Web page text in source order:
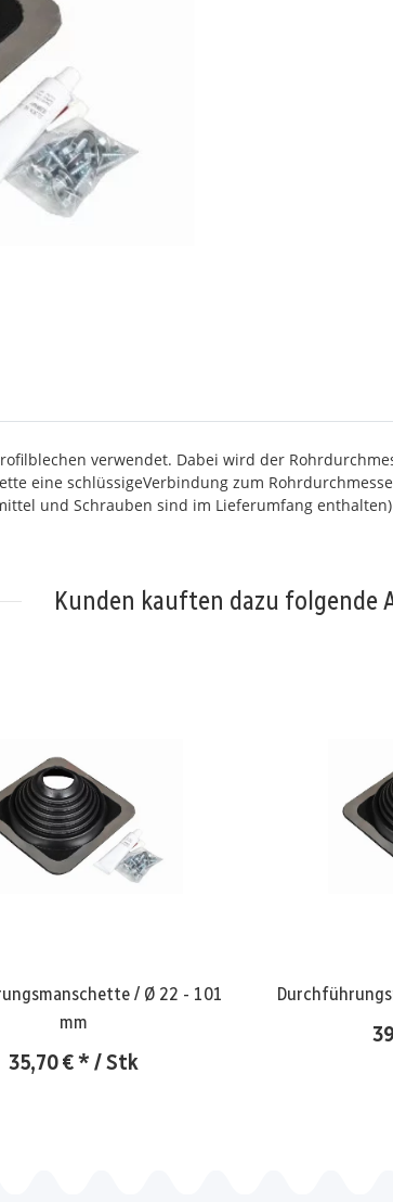
verwendet. Dabei wird der
eine schlüssigeVerbindung zum
und Schrauben sind im Lieferumfang enthalten)
Kunden kauften dazu folgende
/ Ø 22 - 101
mm
35,70 €* / Stk